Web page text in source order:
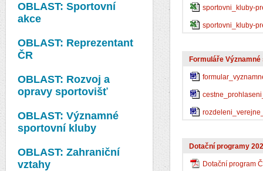
OBLAST: Sportovní
akce
OBLAST: Reprezentant
ČR
OBLAST: Rozvoj a
opravy sportovišť
OBLAST: Významné
sportovní kluby
OBLAST: Zahraniční
vztahy
sportovni_kluby-
sportovni_kluby-
Formuláře
Dotační programy
Dotační program